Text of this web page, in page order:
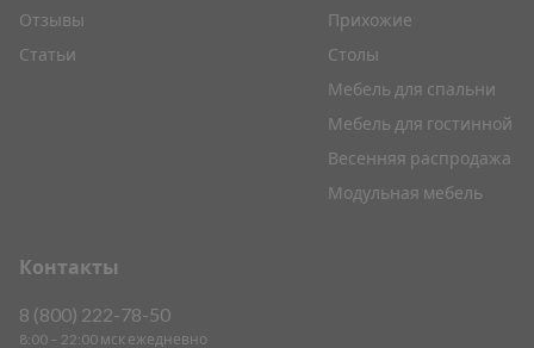
Контакты
8 (800) 222-78-50
8:00 – 22:00 мск ежедневно
Прихожие
Столы
Мебель для спальни
Мебель для гостинной
Весенняя распродажа
Модульная мебель
Отзывы
Статьи